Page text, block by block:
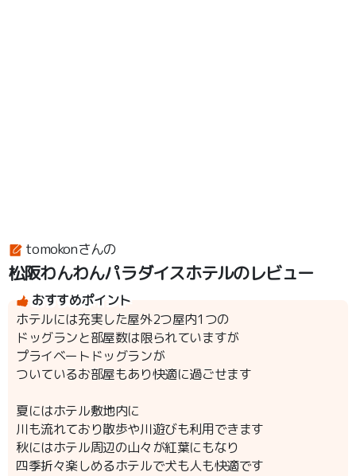
tomokonさんの
松阪わんわんパラダイスホテルのレビュー
おすすめポイント
ホテルには充実した屋外2つ屋内1つの
ドッグランと部屋数は限られていますが
プライベートドッグランが
ついているお部屋もあり快適に過ごせます
夏にはホテル敷地内に
川も流れており散歩や川遊びも利用できます
秋にはホテル周辺の山々が紅葉にもなり
四季折々楽しめるホテルで犬も人も快適です